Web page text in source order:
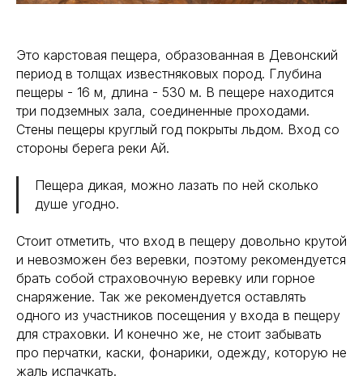
Это карстовая пещера, образованная в Девонский
период в толщах известняковых пород. Глубина
пещеры - 16 м, длина - 530 м. В пещере находится
три подземных зала, соединенные проходами.
Стены пещеры круглый год покрыты льдом. Вход со
стороны берега реки Ай.
Пещера дикая, можно лазать по ней сколько
душе угодно.
Стоит отметить, что вход в пещеру довольно крутой
и невозможен без веревки, поэтому рекомендуется
брать собой страховочную веревку или горное
снаряжение. Так же рекомендуется оставлять
одного из участников посещения у входа в пещеру
для страховки. И конечно же, не стоит забывать
про перчатки, каски, фонарики, одежду, которую не
жаль испачкать.